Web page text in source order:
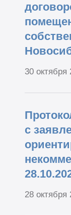
30 октября
с
28 октября